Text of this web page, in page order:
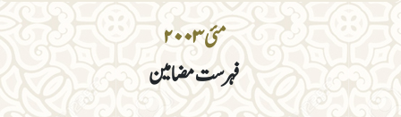
مئی ۲۰۰۳
فہرست مضامین